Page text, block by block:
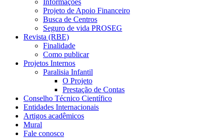
Informações
Projeto de Apoio Financeiro
Busca de Centros
Seguro de vida PROSEG
Revista (RBE)
Finalidade
Como publicar
Projetos Internos
Paralisia Infantil
O Projeto
Prestação de Contas
Conselho Técnico Científico
Entidades Internacionais
Artigos acadêmicos
Mural
Fale conosco